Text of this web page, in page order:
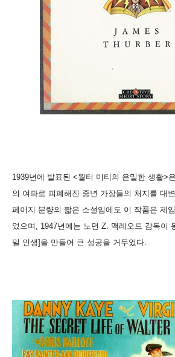
1939년에 발표된 <월터 미티의 은밀한 생활>
의 여파로 피폐해진 중년 가장들의 처지를 대
페이지 분량의 짧은 소설임에도 이 작품은 제
었으며, 1947년에는 노먼 Z. 맥레오드 감독이
밀 인생]을 만들어 큰 성공을 거두었다.